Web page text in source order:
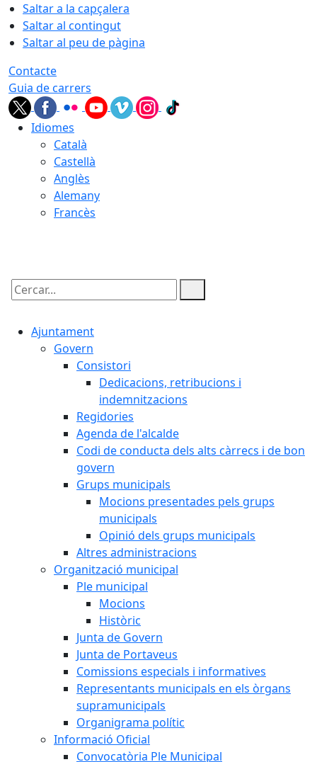
Saltar a la capçalera
Saltar al contingut
Saltar al peu de pàgina
Contacte
Guia de carrers
Idiomes
Català
Castellà
Anglès
Alemany
Francès
Cercar:
Ajuntament
Govern
Consistori
Dedicacions, retribucions i
indemnitzacions
Regidories
Agenda de l'alcalde
Codi de conducta dels alts càrrecs i de bon
govern
Grups municipals
Mocions presentades pels grups
municipals
Opinió dels grups municipals
Altres administracions
Organització municipal
Ple municipal
Mocions
Històric
Junta de Govern
Junta de Portaveus
Comissions especials i informatives
Representants municipals en els òrgans
supramunicipals
Organigrama polític
Informació Oficial
Convocatòria Ple Municipal